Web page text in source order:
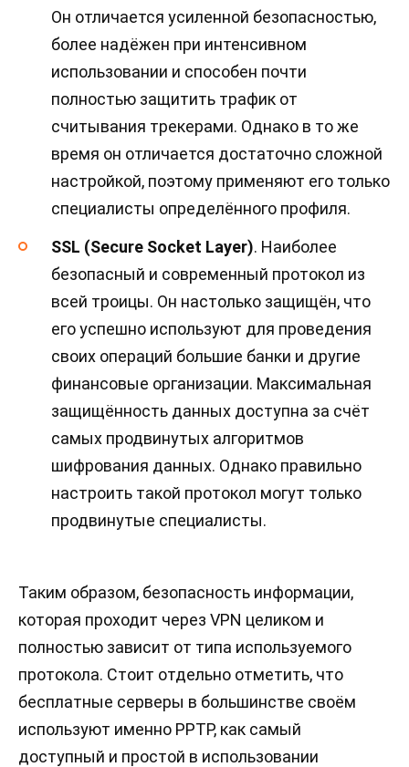
Он отличается усиленной безопасностью,
более надёжен при интенсивном
использовании и способен почти
полностью защитить трафик от
считывания трекерами. Однако в то же
время он отличается достаточно сложной
настройкой, поэтому применяют его только
специалисты определённого профиля.
SSL (Secure Socket Layer). Наиболее
безопасный и современный протокол из
всей троицы. Он настолько защищён, что
его успешно используют для проведения
своих операций большие банки и другие
финансовые организации. Максимальная
защищённость данных доступна за счёт
самых продвинутых алгоритмов
шифрования данных. Однако правильно
настроить такой протокол могут только
продвинутые специалисты.
Таким образом, безопасность информации,
которая проходит через VPN целиком и
полностью зависит от типа используемого
протокола. Стоит отдельно отметить, что
бесплатные серверы в большинстве своём
используют именно PPTP, как самый
доступный и простой в использовании